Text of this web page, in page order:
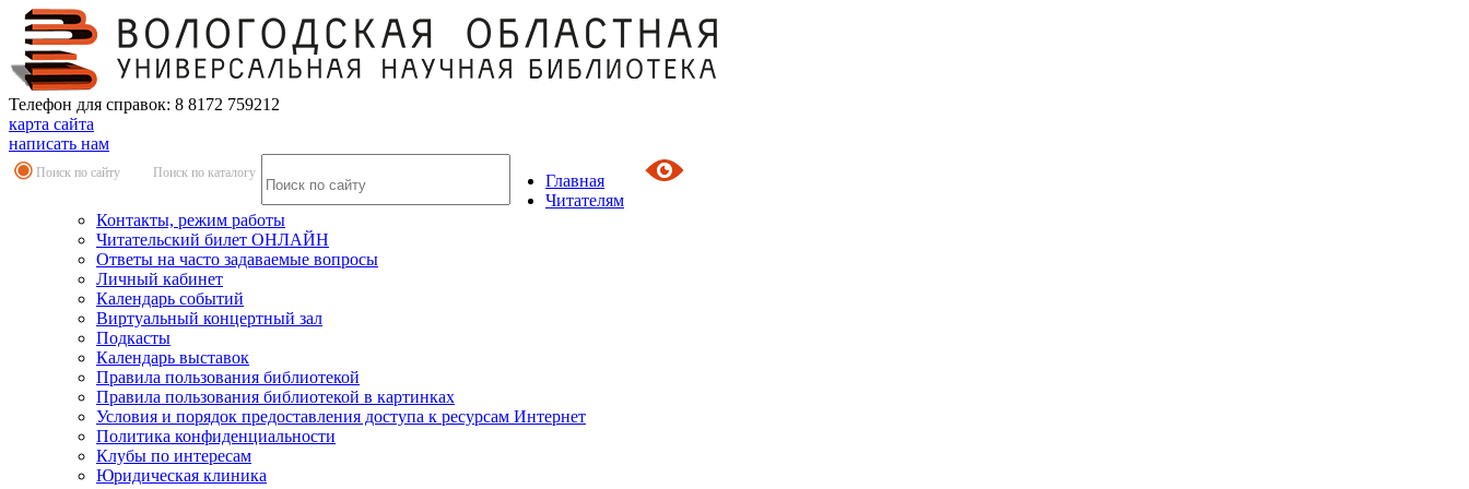
Телефон для справок: 8 8172 759212
карта сайта
написать нам
Поиск по сайту Поиск по каталогу
Главная
Читателям
Контакты, режим работы
Читательский билет ОНЛАЙН
Ответы на часто задаваемые вопросы
Личный кабинет
Календарь событий
Виртуальный концертный зал
Подкасты
Календарь выставок
Правила пользования библиотекой
Правила пользования библиотекой в картинках
Условия и порядок предоставления доступа к ресурсам Интернет
Политика конфиденциальности
Клубы по интересам
Юридическая клиника